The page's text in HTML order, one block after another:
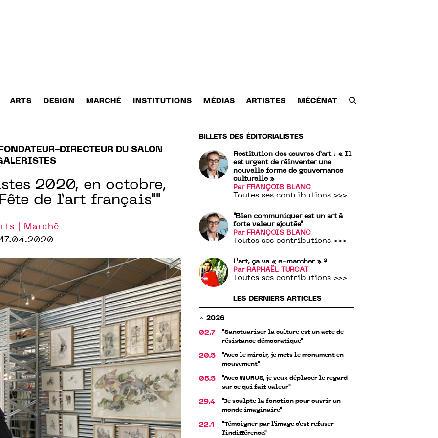
ARTS DESIGN MARCHÉ INSTITUTIONS MÉDIAS ARTISTES MÉCÉNAT
DIRECTEUR DU SALON
2020, en octobre,
de l’art français""
| Marché
17.04.2020
BILLETS DES ÉDITORIALISTES
Restitution des œuvres d’art : « Il
est urgent de réinventer une
nouvelle forme de gouvernance
culturelle »
Par FRANÇOIS BLANC
Toutes ses contributions >>>
"Bien communiquer est un art à
forte valeur ajoutée"
Par FRANÇOIS BLANC
Toutes ses contributions >>>
L’art, ça va « e-marcher » ?
Par RAPHAËL TURCAT
Toutes ses contributions >>>
LES DERNIERS ARTICLES
2026
02.7
"Sanctuariser la culture est un acte de
résistance démocratique"
20.5
"Avec le miroir, je mets le monument en
mouvement"
05.5
"Avec WURUS, je veux déplacer le regard
sur ce qui fait valeur"
29.4
"Je sculpte la fonction pour ouvrir un
monde imaginaire"
22.1
"Témoigner par l'image c'est refuser
l’indifférence."